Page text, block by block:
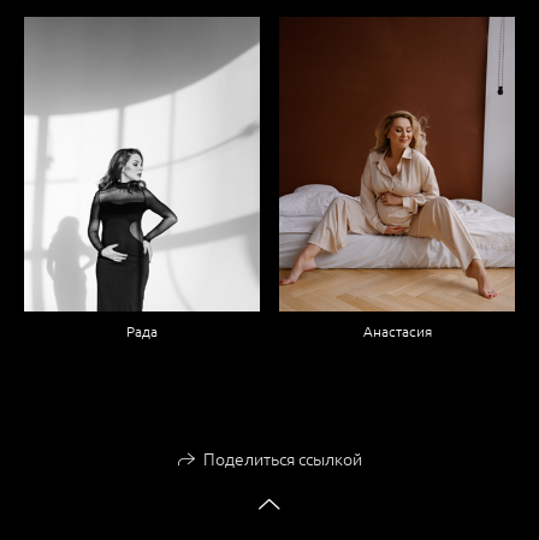
Рада Анастасия
Поделиться ссылкой